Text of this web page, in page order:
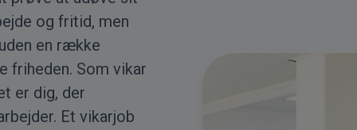
og fritid, men
en række
friheden. Som vikar
er dig, der
Et vikarjob